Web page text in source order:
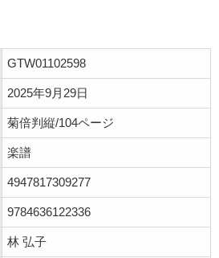
GTW01102598
2025年9月29日
菊倍判縦/104ページ
楽譜
4947817309277
9784636122336
林 弘子